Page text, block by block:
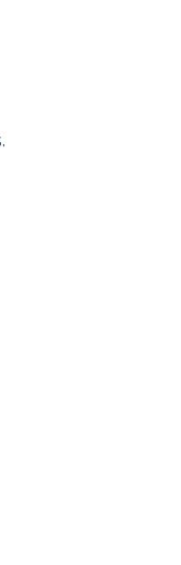
.